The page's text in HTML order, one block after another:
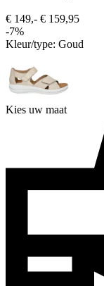
€ 149,- € 159,95
-7%
Kleur/type: Goud
Kies uw maat